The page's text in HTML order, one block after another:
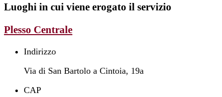
Luoghi in cui viene erogato il servizio
Plesso Centrale
Indirizzo
Via di San Bartolo a Cintoia, 19a
CAP